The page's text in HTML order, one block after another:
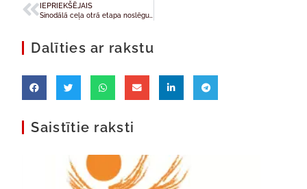
IEPRIEKŠĒJAIS
Dalīties ar rakstu
Saistītie raksti